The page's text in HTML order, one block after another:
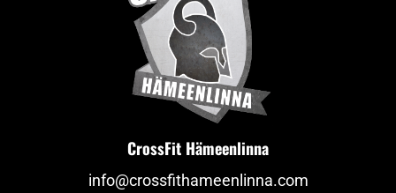
CrossFit Hämeenlinna
info@crossfithameenlinna.com